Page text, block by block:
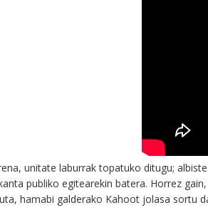
unitate laburrak topatuko ditugu;
publiko egitearekin batera. Horrez
hamabi galderako Kahoot jolasa sortu